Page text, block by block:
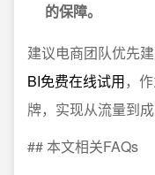
的保障。
建议电商团队优先
BI免费在线试用，
牌，实现从流量到
## 本文相关FAQs